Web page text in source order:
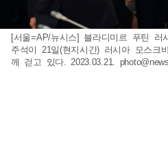
[서울=AP/뉴시스] 블라디미르 푸틴
주석이 21일(현지시간) 러시아 모스
께 걷고 있다. 2023.03.21.